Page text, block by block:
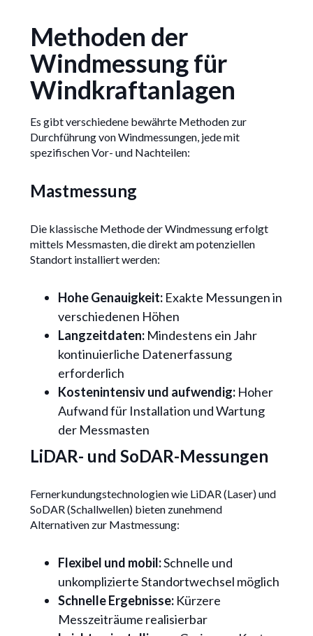
Methoden der
Windmessung für
Windkraftanlagen
Es gibt verschiedene bewährte Methoden zur
Durchführung von Windmessungen, jede mit
spezifischen Vor- und Nachteilen:
Mastmessung
Die klassische Methode der Windmessung erfolgt
mittels Messmasten, die direkt am potenziellen
Standort installiert werden:
Hohe Genauigkeit:Exakte Messungen in
verschiedenen Höhen
Langzeitdaten:Mindestens ein Jahr
kontinuierliche Datenerfassung
erforderlich
Kostenintensiv und aufwendig:Hoher
Aufwand für Installation und Wartung
der Messmasten
LiDAR- und SoDAR-Messungen
Fernerkundungstechnologien wie LiDAR (Laser) und
SoDAR (Schallwellen) bieten zunehmend
Alternativen zur Mastmessung:
Flexibel und mobil:Schnelle und
unkomplizierte Standortwechsel möglich
Schnelle Ergebnisse:Kürzere
Messzeiträume realisierbar